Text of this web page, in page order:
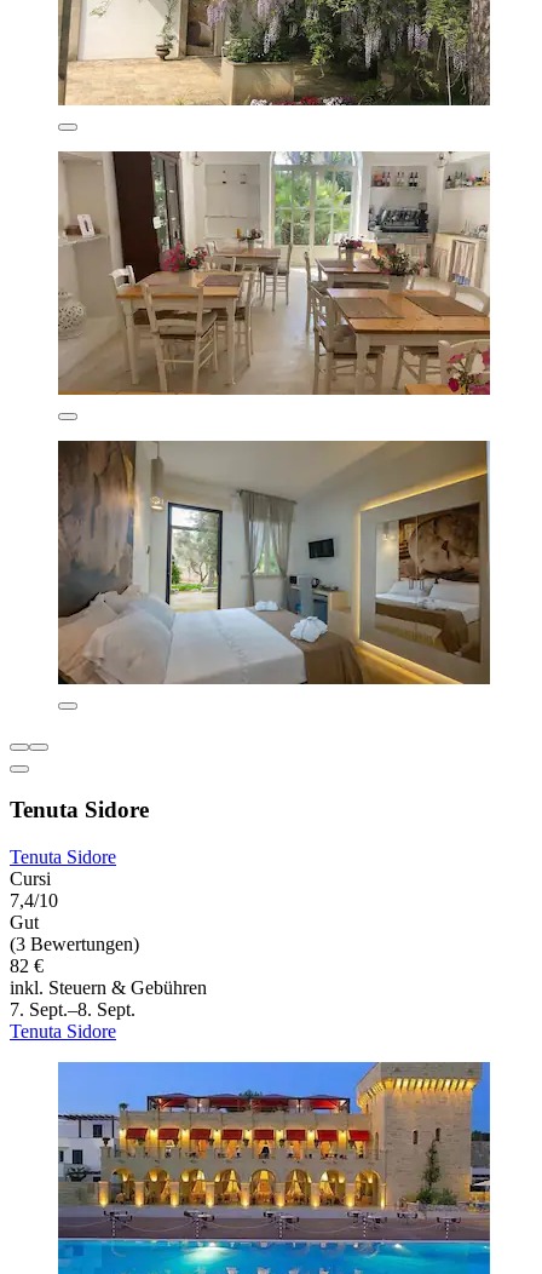
Tenuta Sidore
Tenuta Sidore
Cursi
7,4/10
Gut
(3 Bewertungen)
82 €
inkl. Steuern & Gebühren
7. Sept.–8. Sept.
Tenuta Sidore